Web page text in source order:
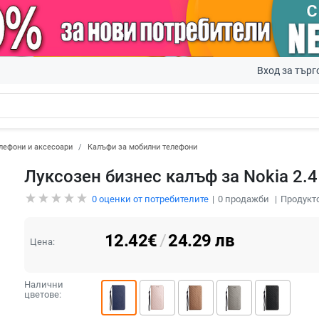
Вход за
и аксесоари Калъфи за мобилни телефони
Луксозен бизнес калъф за Nokia
0оценки от потребителите 0продажби
Цена: 12.42€/24.29 лв
Налични
цветове: